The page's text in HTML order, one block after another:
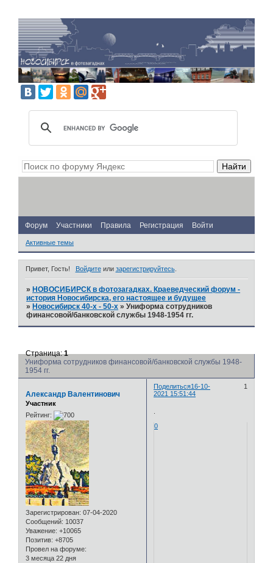
Форум Участники Правила Регистрация Войти
Активные темы
Привет, Гость! Войдитеили зарегистрируйтесь.
» НОВОСИБИРСК в фотозагадках. Краеведческий форум -
история Новосибирска, его настоящее и будущее
» Новосибирск 40-х - 50-х »Униформа сотрудников
финансовой/банковской службы 1948-1954 гг.
Униформа сотрудников финансовой/банковской службы 1948-
1954 гг.
Страница:1
Поделиться 1
16-10-
2021 15:51:44
Александр Валентинович
Участник
Рейтинг:
Зарегистрирован: 07-04-2020
Сообщений: 10037
Уважение: +10065
Позитив: +8705
Провел на форуме:
3 месяца 22 дня
0